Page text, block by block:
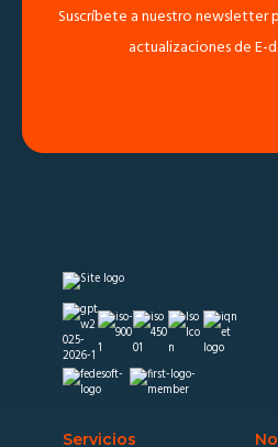
Suscríbete a nuestro newsletter
actualizaciones de E-
Servicios